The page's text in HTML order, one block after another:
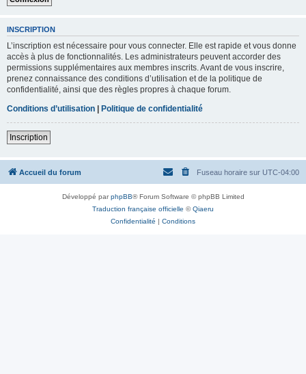
INSCRIPTION
L’inscription est nécessaire pour vous connecter. Elle est rapide et vous donne
accès à plus de fonctionnalités. Les administrateurs peuvent accorder des
permissions supplémentaires aux membres inscrits. Avant de vous inscrire,
prenez connaissance des conditions d’utilisation et de la politique de
confidentialité, ainsi que des règles propres à chaque forum.
Conditions d’utilisation | Politique de confidentialité
Inscription
Accueil du forum Fuseau horaire sur UTC-04:00
Développé parphpBB® Forum Software © phpBB Limited
Traduction française officielle ©Qiaeru
Confidentialité | Conditions